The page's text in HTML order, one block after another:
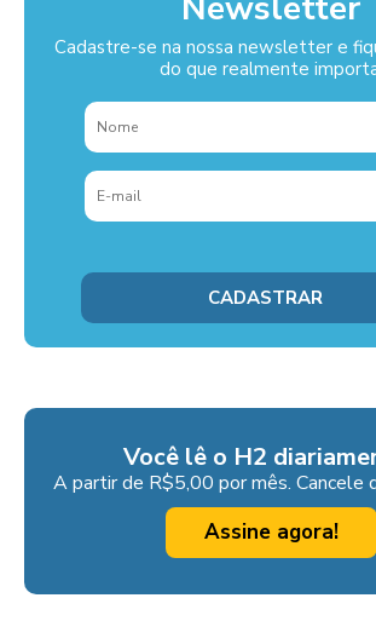
Cadastre-se na nossa newsletter e
do que realmente
Você lê o H2
A partir de R$5,00 por mês. Cancele
Assine agora!